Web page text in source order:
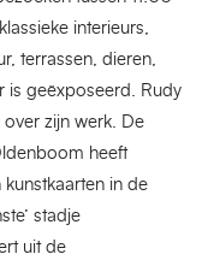
interieurs,
terrassen, dieren,
is geëxposeerd. Rudy
zijn werk. De
heeft
in de
stadje
uit de